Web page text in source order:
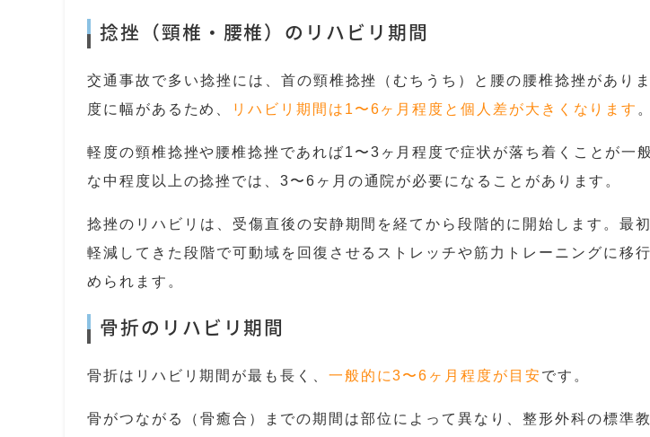
捻挫（頸椎・腰椎）のリハビリ期間
交通事故で多い捻挫には、首の頸椎捻挫（むちうち）と腰の腰椎捻挫があり
度に幅があるため、
リハビリ期間は1〜6ヶ月程度と個人差が大きくなります 。
軽度の頸椎捻挫や腰椎捻挫であれば1〜3ヶ月程度で症状が落ち着くことが一
な中程度以上の捻挫では、3〜6ヶ月の通院が必要になることがあります。
捻挫のリハビリは、受傷直後の安静期間を経てから段階的に開始します。最
軽減してきた段階で可動域を回復させるストレッチや筋力トレーニングに移
められます。
骨折のリハビリ期間
骨折はリハビリ期間が最も長く、 一般的に3〜6ヶ月程度が目安です。
骨がつながる（骨癒合）までの期間は部位によって異なり、整形外科の標準